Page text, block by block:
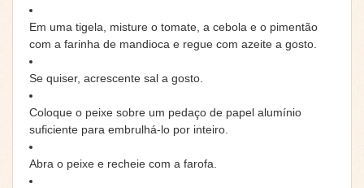
Em uma tigela, misture o tomate, a cebola e o pimentão
com a farinha de mandioca e regue com azeite a gosto.
Se quiser, acrescente sal a gosto.
Coloque o peixe sobre um pedaço de papel alumínio
suficiente para embrulhá-lo por inteiro.
Abra o peixe e recheie com a farofa.